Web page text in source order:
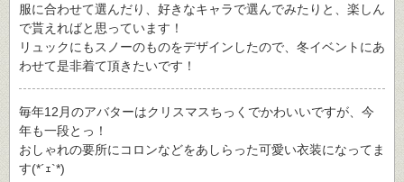
服に合わせて選んだり、好きなキャラで選んでみたりと、楽しん
で貰えればと思っています！
リュックにもスノーのものをデザインしたので、冬イベントにあ
わせて是非着て頂きたいです！
毎年12月のアバターはクリスマスちっくでかわいいですが、今
年も一段とっ！
おしゃれの要所にコロンなどをあしらった可愛い衣装になってま
す(*´ｪ`*)